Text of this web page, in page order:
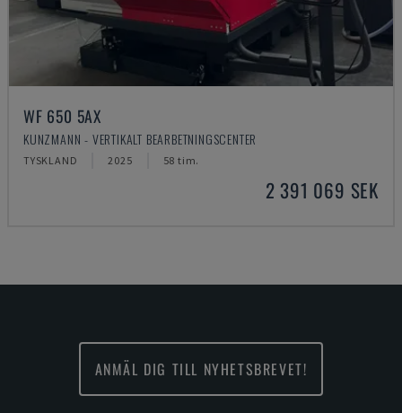
WF 650 5AX
KUNZMANN - VERTIKALT BEARBETNINGSCENTER
TYSKLAND 2025 58 tim.
2 391 069 SEK
ANMÄL DIG TILL NYHETSBREVET!